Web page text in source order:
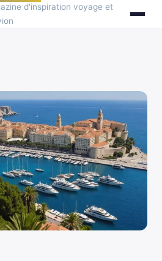
d'inspiration voyage et